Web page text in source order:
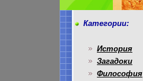
Категории:
История
Загадоки
Философия